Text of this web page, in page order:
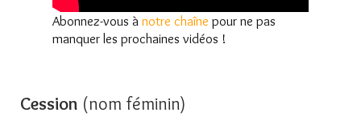
Abonnez-vous à notre chaîne pour ne pas
manquer les prochaines vidéos !
Cession (nom féminin)